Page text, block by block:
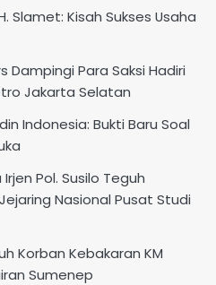
Slamet: Kisah Sukses Usaha
Dampingi Para Saksi Hadiri
Jakarta Selatan
Indonesia: Bukti Baru Soal
Pol. Susilo Teguh
Nasional Pusat Studi
Korban Kebakaran KM
Sumenep